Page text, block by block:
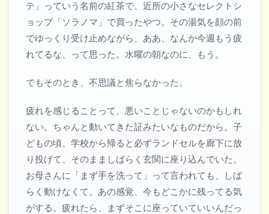
テ」っていう名前の紅茶で、近所の小さなセレクトシ
ョップ「ソラノマ」で買ったやつ。その湯気を顔の前
でゆっくり受け止めながら、ああ、なんか今週もう疲
れてるな、って思った。水曜の朝なのに、もう。
でもそのとき、不思議と焦らなかった。
疲れを感じることって、悪いことじゃないのかもしれ
ない。ちゃんと動いてきた証みたいなものだから。子
どもの頃、学校から帰ると必ずランドセルを廊下に放
り投げて、そのまましばらく玄関に座り込んでいた。
お母さんに「まず手を洗って」って言われても、しば
らく動けなくて。あの感覚、今もどこかに残ってる気
がする。疲れたら、まずそこに座っていていいんだっ